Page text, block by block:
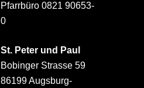
Pfarrbüro 0821 90653-
0
St. Peter und Paul
Bobinger Strasse 59
86199 Augsburg-